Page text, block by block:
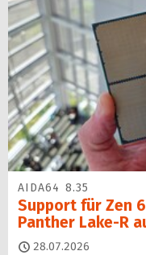
AIDA64 8.35
Support für Zen
Panther Lake-R
28.07.2026